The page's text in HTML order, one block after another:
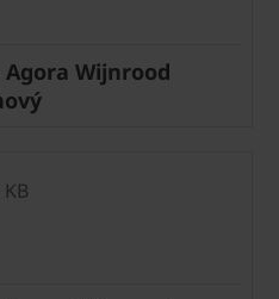
Wijnrood